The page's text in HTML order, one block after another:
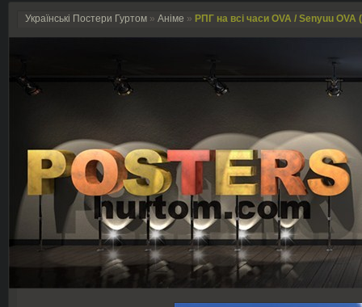
Українські Постери Гуртом » Аніме » РПГ на всі часи OVA / Senyuu OVA